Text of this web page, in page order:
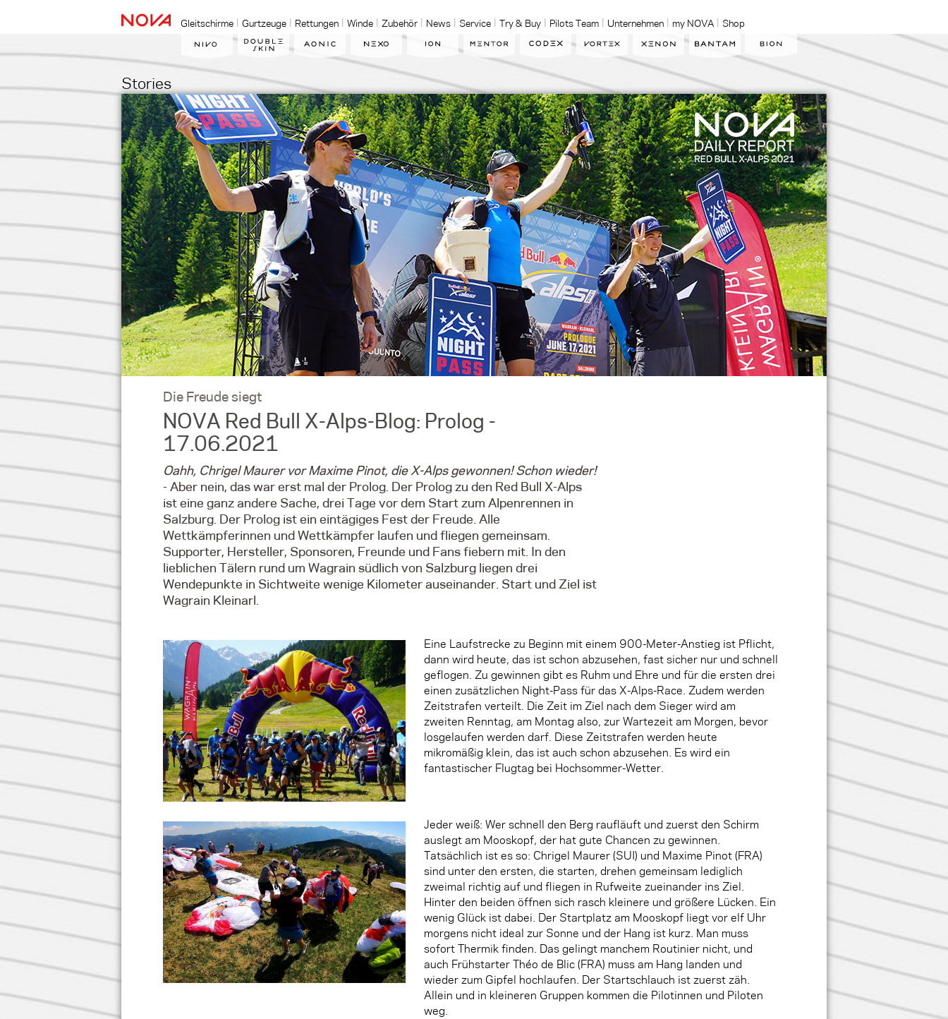
Gleitschirme Gurtzeuge Rettungen Winde Zubehör News Service Try & Buy Pilots Team Unternehmen my NOVA Shop
Stories
Die Freude siegt
NOVA Red Bull X-Alps-Blog: Prolog -
17.06.2021
Oahh, Chrigel Maurer vor Maxime Pinot, die X-Alps gewonnen! Schon wieder!
- Aber nein, das war erst mal der Prolog. Der Prolog zu den Red Bull X-Alps
ist eine ganz andere Sache, drei Tage vor dem Start zum Alpenrennen in
Salzburg. Der Prolog ist ein eintägiges Fest der Freude. Alle
Wettkämpferinnen und Wettkämpfer laufen und fliegen gemeinsam.
Supporter, Hersteller, Sponsoren, Freunde und Fans fiebern mit. In den
lieblichen Tälern rund um Wagrain südlich von Salzburg liegen drei
Wendepunkte in Sichtweite wenige Kilometer auseinander. Start und Ziel ist
Wagrain Kleinarl.
Eine Laufstrecke zu Beginn mit einem 900-Meter-Anstieg ist Pflicht,
dann wird heute, das ist schon abzusehen, fast sicher nur und schnell
geflogen. Zu gewinnen gibt es Ruhm und Ehre und für die ersten drei
einen zusätzlichen Night-Pass für das X-Alps-Race. Zudem werden
Zeitstrafen verteilt. Die Zeit im Ziel nach dem Sieger wird am
zweiten Renntag, am Montag also, zur Wartezeit am Morgen, bevor
losgelaufen werden darf. Diese Zeitstrafen werden heute
mikromäßig klein, das ist auch schon abzusehen. Es wird ein
fantastischer Flugtag bei Hochsommer-Wetter.
Jeder weiß: Wer schnell den Berg raufläuft und zuerst den Schirm
auslegt am Mooskopf, der hat gute Chancen zu gewinnen.
Tatsächlich ist es so: Chrigel Maurer (SUI) und Maxime Pinot (FRA)
sind unter den ersten, die starten, drehen gemeinsam lediglich
zweimal richtig auf und fliegen in Rufweite zueinander ins Ziel.
Hinter den beiden öffnen sich rasch kleinere und größere Lücken. Ein
wenig Glück ist dabei. Der Startplatz am Mooskopf liegt vor elf Uhr
morgens nicht ideal zur Sonne und der Hang ist kurz. Man muss
sofort Thermik finden. Das gelingt manchem Routinier nicht, und
auch Frühstarter Théo de Blic (FRA) muss am Hang landen und
wieder zum Gipfel hochlaufen. Der Startschlauch ist zuerst zäh.
Allein und in kleineren Gruppen kommen die Pilotinnen und Piloten
weg.